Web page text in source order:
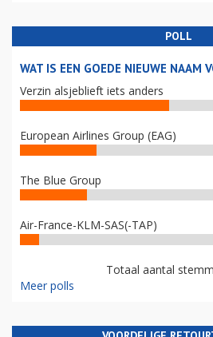
POLL
WAT IS EEN GOEDE NIEUWE NAAM
Verzin alsjeblieft iets anders
European Airlines Group (EAG)
The Blue Group
Air-France-KLM-SAS(-TAP)
Totaal aantal
Meer polls